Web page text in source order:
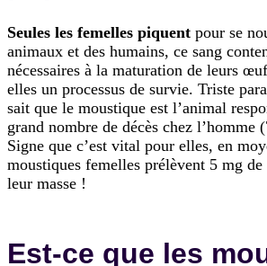
Seules les femelles piquent pour se
animaux et des humains, ce sang
nécessaires à la maturation de leurs
elles un processus de survie. Triste
sait que le moustique est l’animal
grand nombre de décès chez l’homme
Signe que c’est vital pour elles, en
moustiques femelles prélèvent 5 mg
leur masse !
Est-ce que les